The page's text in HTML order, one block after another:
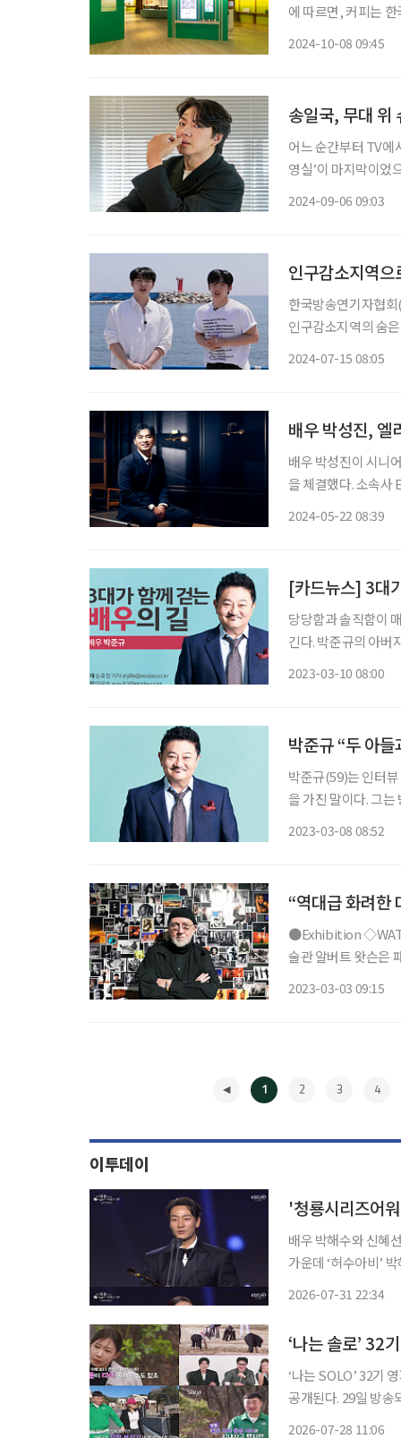
에 따르면, 커피는
2024-10-08 09:45
송일국, 무대 위
어느 순간부터 TV에
영실’이 마지막이었
2024-09-06 09:03
인구감소지역
한국방송연기자협
인구감소지역의 숨
2024-07-15 08:05
배우 박성진, 엘
배우 박성진이 시니
을 체결했다. 소속사 EMA 측은 20일 공식입장을 통해 박성진과의 계약 체결을 발표했다. 스
2024-05-22 08:39
[카드뉴스] 3대
당당함과 솔직함이
긴다. 박준규의 아버지는 영화 ‘용팔이’ 시리즈로 알려진 배우 故 박노식이다. 두 아들 박종찬
2023-03-10 08:00
박준규 “두 아
박준규(59)는 인터뷰
을 가진 말이다. 그는
2023-03-08 08:52
“역대급 화려한
●Exhibition ◇WATSON, THE MAESTRO 일정 3월 30일까지 장소 예술의전당 한가람미
술관 알버트 왓슨은 패션 포트레이트 사진계의 거장으로 ‘세계에서 가장 영향력 있는 20인의
2023-03-03 09:15
1 2 3 4
이투데이
배우 박해수와 신혜선이 주연상을 품에
가운데 ‘허수아비’ 박해
2026-07-31 22:34
‘나는 솔로’ 32
‘나는 SOLO’ 32기
공개된다. 29일 방송되는 SBS Plus·ENA ‘나는 SOLO’에서 ‘슈퍼 데이트권’ 7장을 놓고 펼치
2026-07-28 11:06